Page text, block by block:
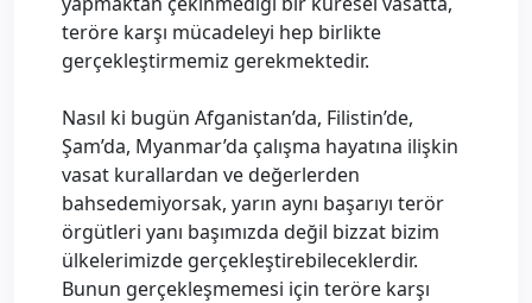
teröre karşı mücadeleyi hep birlikte
gerçekleştirmemiz gerekmektedir.
Nasıl ki bugün Afganistan’da, Filistin’de,
Şam’da, Myanmar’da çalışma hayatına ilişkin
vasat kurallardan ve değerlerden
bahsedemiyorsak, yarın aynı başarıyı terör
örgütleri yanı başımızda değil bizzat bizim
ülkelerimizde gerçekleştirebileceklerdir.
Bunun gerçekleşmemesi için teröre karşı